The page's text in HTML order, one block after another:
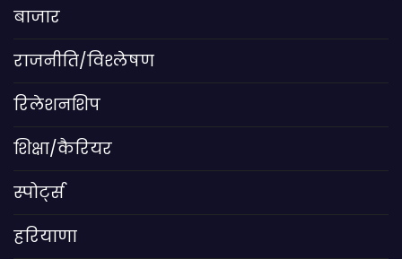
बाजार
राजनीति/विश्लेषण
रिलेशनशिप
शिक्षा/कैरियर
स्पोर्ट्स
हरियाणा